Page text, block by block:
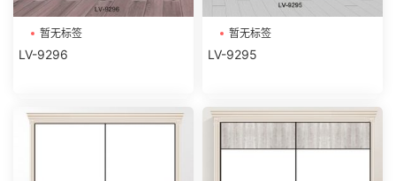
暂无标签
LV-9296
暂无标签
LV-9295